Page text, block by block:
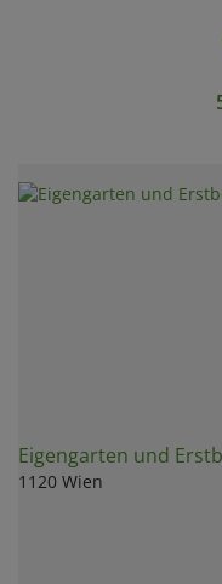
Eigengarten und
1120 Wien